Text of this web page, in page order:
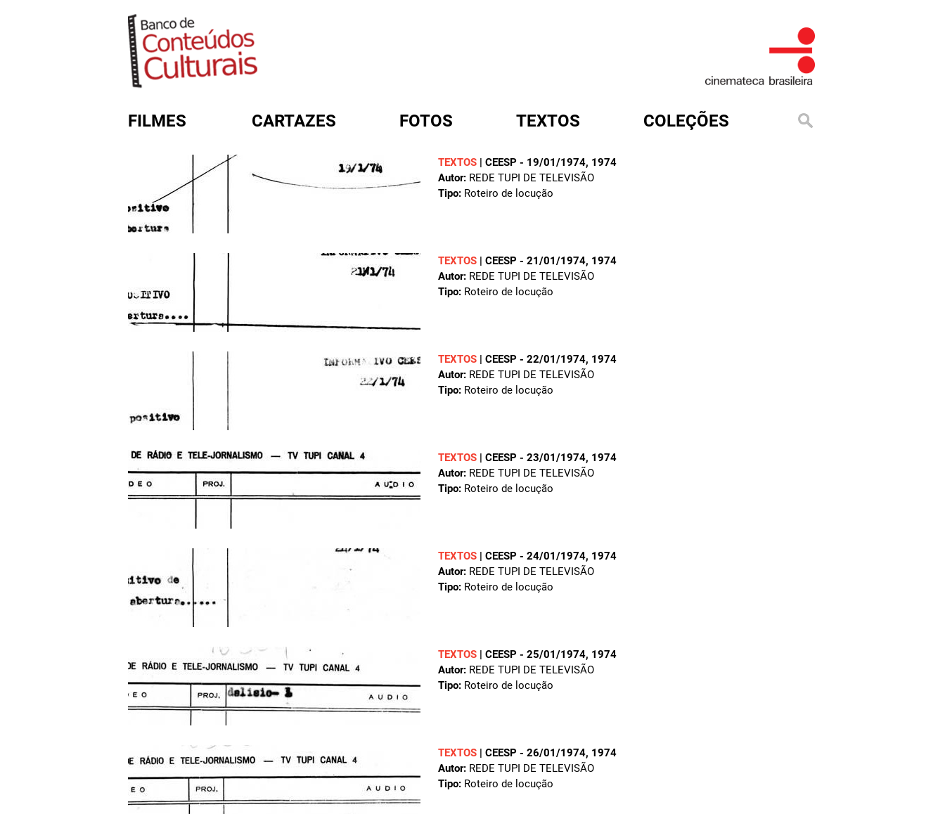
FILMES CARTAZES FOTOS TEXTOS COLEÇÕES
TEXTOS | CEESP - 19/01/1974, 1974
Autor: REDE TUPI DE TELEVISÃO
Tipo: Roteiro de locução
TEXTOS | CEESP - 21/01/1974, 1974
Autor: REDE TUPI DE TELEVISÃO
Tipo: Roteiro de locução
TEXTOS | CEESP - 22/01/1974, 1974
Autor: REDE TUPI DE TELEVISÃO
Tipo: Roteiro de locução
TEXTOS | CEESP - 23/01/1974, 1974
Autor: REDE TUPI DE TELEVISÃO
Tipo: Roteiro de locução
TEXTOS | CEESP - 24/01/1974, 1974
Autor: REDE TUPI DE TELEVISÃO
Tipo: Roteiro de locução
TEXTOS | CEESP - 25/01/1974, 1974
Autor: REDE TUPI DE TELEVISÃO
Tipo: Roteiro de locução
TEXTOS | CEESP - 26/01/1974, 1974
Autor: REDE TUPI DE TELEVISÃO
Tipo: Roteiro de locução
FORMULÁRIO DE BUSCA